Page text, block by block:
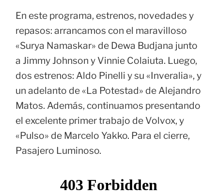
En este programa, estrenos, novedades y
repasos: arrancamos con el maravilloso
«Surya Namaskar» de Dewa Budjana junto
a Jimmy Johnson y Vinnie Colaiuta. Luego,
dos estrenos: Aldo Pinelli y su «Inveralia», y
un adelanto de «La Potestad» de Alejandro
Matos. Además, continuamos presentando
el excelente primer trabajo de Volvox, y
«Pulso» de Marcelo Yakko. Para el cierre,
Pasajero Luminoso.